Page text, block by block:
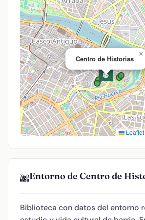
📚
Centro de Historias
×
Leaflet
🌆Entorno de Centro de
Biblioteca con datos del entorno